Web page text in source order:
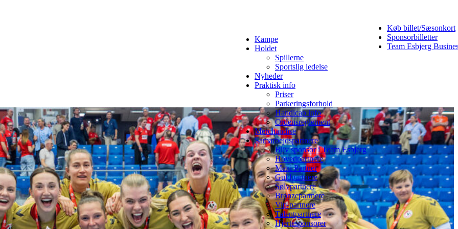
Køb billet/Sæsonkort
Sponsorbilletter
Team Esbjerg
Kampe
Holdet
Spillerne
Sportslig ledelse
Nyheder
Praktisk info
Priser
Parkeringsforhold
Handicap info
Ordensreglement
Merchandise
Samarbejdspartnere
Bliv sponsor i Team Esbjerg
Hovedpartnere
Maxi Partner
Guldpartnere
Sølvpartnere
Bronzepartnere
Vip-partnere
Talentpartnere
Hjertesponsorer